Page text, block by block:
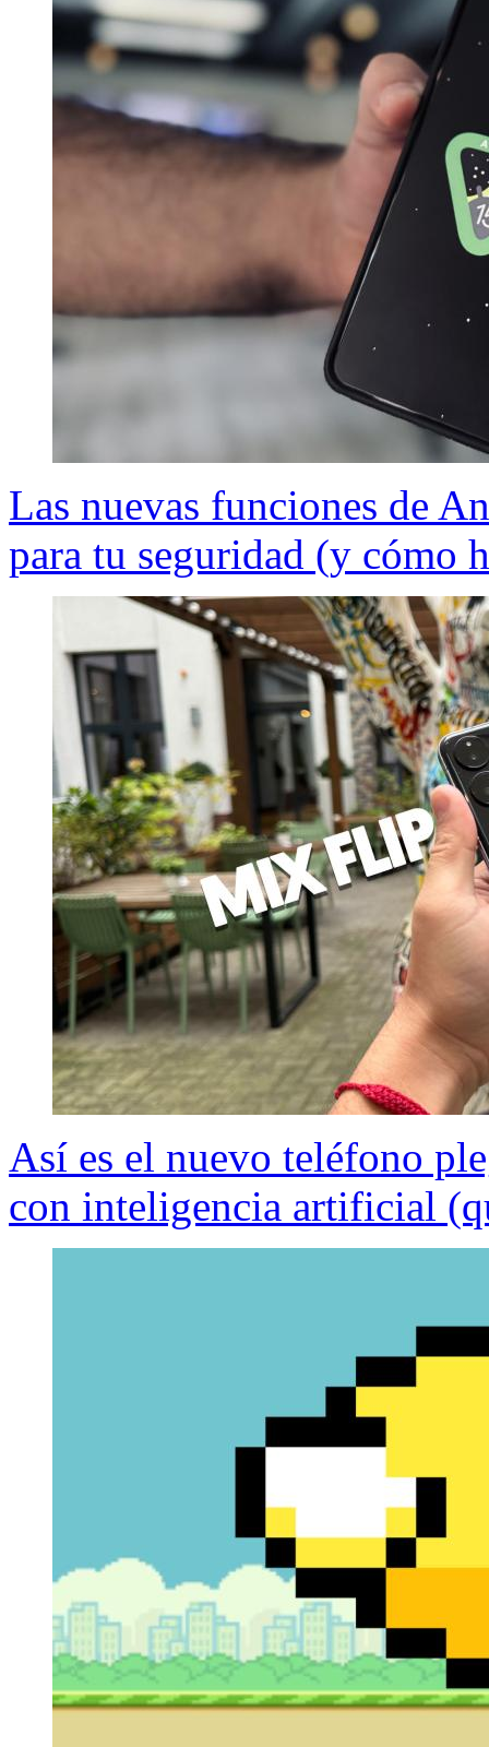
Las nuevas funciones de
para tu seguridad (y cómo
Así es el nuevo teléfono
con inteligencia artificial